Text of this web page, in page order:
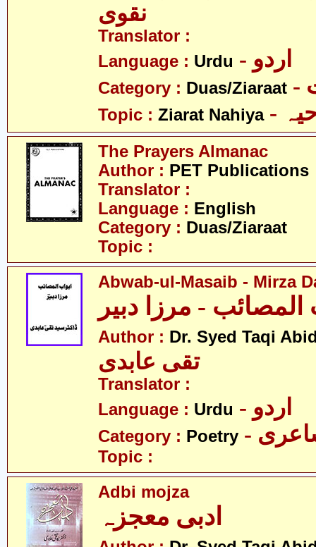
نقوی
Translator :
Language : Urdu - اردو
Category : Duas/Ziaraat
Topic : Ziarat Nahiya
The Prayers Almanac
Author : PET Publications
Translator :
Language : English
Category : Duas/Ziaraat
Topic :
Abwab-ul-Masaib - Mirza
المصائب - مرزا دبیر
Author : Dr. Syed Taqi
تقی عابدی
Translator :
Language : Urdu - اردو
Category : Poetry
Topic :
Adbi mojza
ادبی معجزہ